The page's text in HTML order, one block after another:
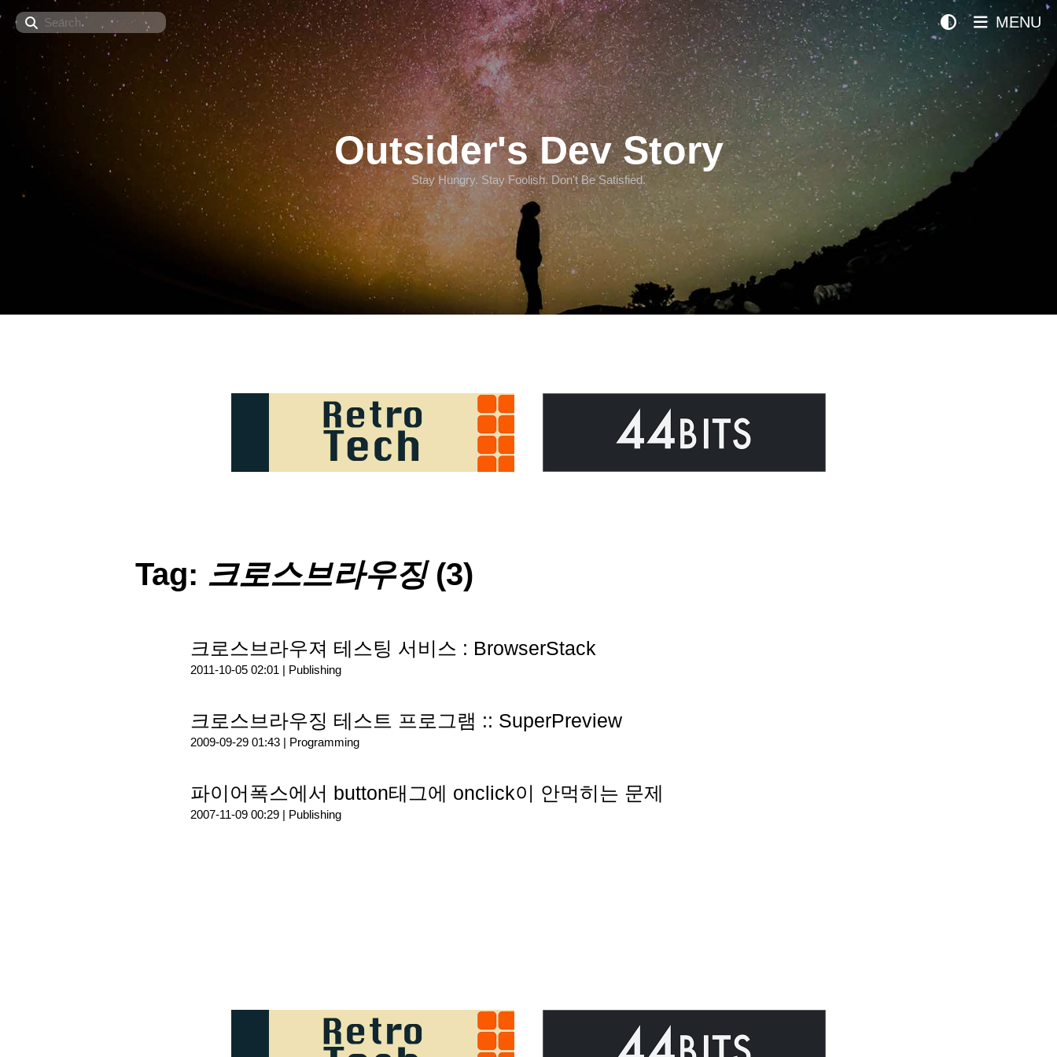
Search
Outsider's Dev Story
Stay Hungry. Stay Foolish. Don't Be Satisfied.
MENU
Tag: 크로스브라우징(3)
크로스브라우져 테스팅 서비스 : BrowserStack
2011-10-05 02:01 | Publishing
크로스브라우징 테스트 프로그램 :: SuperPreview
2009-09-29 01:43 | Programming
파이어폭스에서 button태그에 onclick이 안먹히는 문제
2007-11-09 00:29 | Publishing